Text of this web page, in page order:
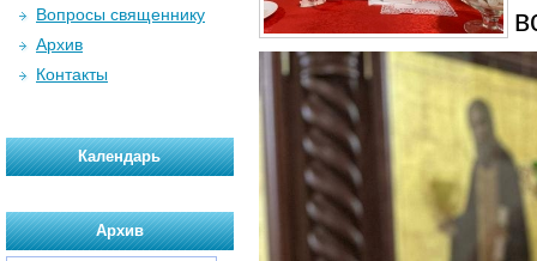
Вопросы священнику
Архив
Контакты
Календарь
Архив